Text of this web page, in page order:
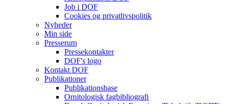
Job i DOF
Cookies og privatlivspolitik
Nyheder
Min side
Presserum
Pressekontakter
DOF's logo
Kontakt DOF
Publikationer
Publikationsbase
Ornitologisk fagbibliografi